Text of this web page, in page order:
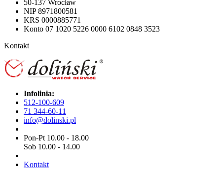
50-137 Wrocław
NIP 8971800581
KRS 0000885771
Konto 07 1020 5226 0000 6102 0848 3523
Kontakt
Infolinia:
512-100-609
71 344-60-11
info@dolinski.pl
Pon-Pt 10.00 - 18.00
Sob 10.00 - 14.00
Kontakt